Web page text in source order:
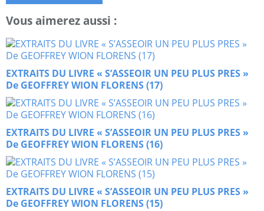
Vous aimerez aussi :
EXTRAITS DU LIVRE « S’ASSEOIR UN PEU PLUS PRES »
De GEOFFREY WION FLORENS (17)
EXTRAITS DU LIVRE « S’ASSEOIR UN PEU PLUS PRES »
De GEOFFREY WION FLORENS (16)
EXTRAITS DU LIVRE « S’ASSEOIR UN PEU PLUS PRES »
De GEOFFREY WION FLORENS (15)